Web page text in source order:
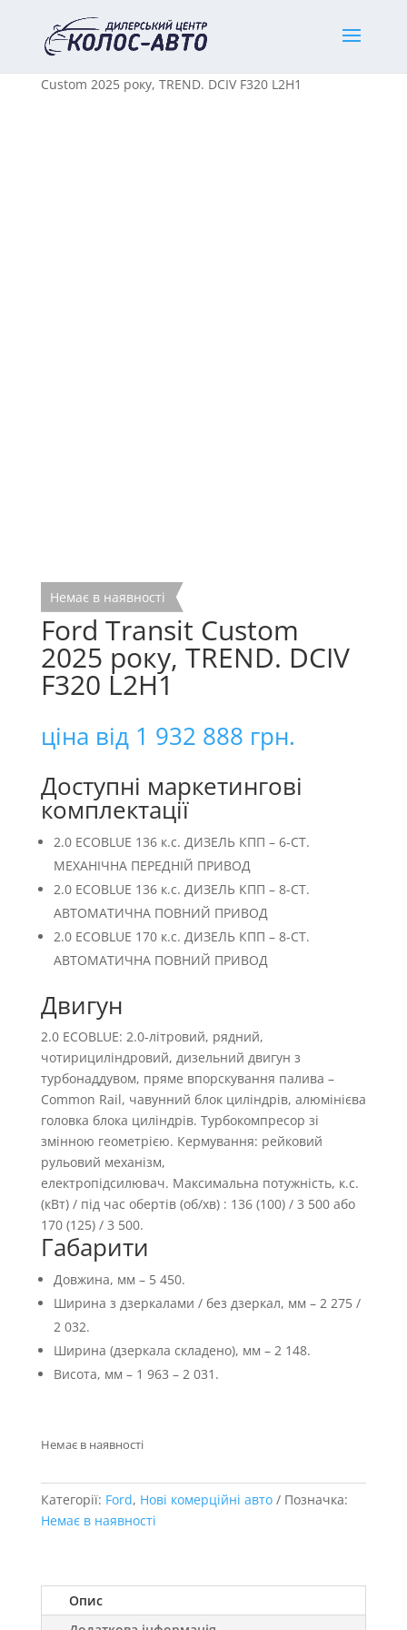
Custom 2025 року, TREND. DCIV F320 L2H1
Немає в наявності
Ford Transit Custom
2025 року, TREND. DCIV
F320 L2H1
ціна від 1 932 888 грн.
Доступні маркетингові
комплектації
2.0 ECOBLUE 136 к.с. ДИЗЕЛЬ КПП – 6-СТ.
МЕХАНІЧНА ПЕРЕДНІЙ ПРИВОД
2.0 ECOBLUE 136 к.с. ДИЗЕЛЬ КПП – 8-СТ.
АВТОМАТИЧНА ПОВНИЙ ПРИВОД
2.0 ECOBLUE 170 к.с. ДИЗЕЛЬ КПП – 8-СТ.
АВТОМАТИЧНА ПОВНИЙ ПРИВОД
Двигун
2.0 ECOBLUE: 2.0-літровий, рядний,
чотирициліндровий, дизельний двигун з
турбонаддувом, пряме впорскування палива –
Common Rail, чавунний блок циліндрів, алюмінієва
головка блока циліндрів. Турбокомпресор зі
змінною геометрією. Кермування: рейковий
рульовий механізм,
електропідсилювач. Максимальна потужність, к.с.
(кВт) / під час обертів (об/хв) : 136 (100) / 3 500 або
170 (125) / 3 500.
Габарити
Довжина, мм – 5 450.
Ширина з дзеркалами / без дзеркал, мм – 2 275 /
2 032.
Ширина (дзеркала складено), мм – 2 148.
Висота, мм – 1 963 – 2 031.
Немає в наявності
Категорії: Ford, Нові комерційні авто
Позначка:
Немає в наявності
Опис